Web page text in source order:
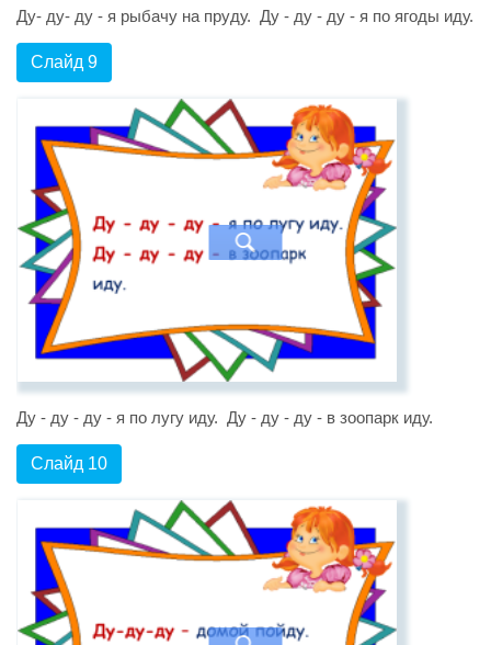
Ду- ду- ду - я рыбачу на пруду. Ду - ду - ду - я по ягоды иду.
Слайд 9
Ду - ду - ду - я по лугу иду. Ду - ду - ду - в зоопарк иду.
Слайд 10